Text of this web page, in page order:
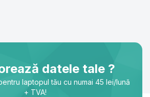
datele tale ?
laptopul tău cu numai 45 lei/lună
+ TVA!